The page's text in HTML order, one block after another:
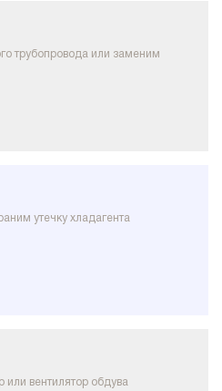
трубопровода или заменим
утечку хладагента
вентилятор обдува